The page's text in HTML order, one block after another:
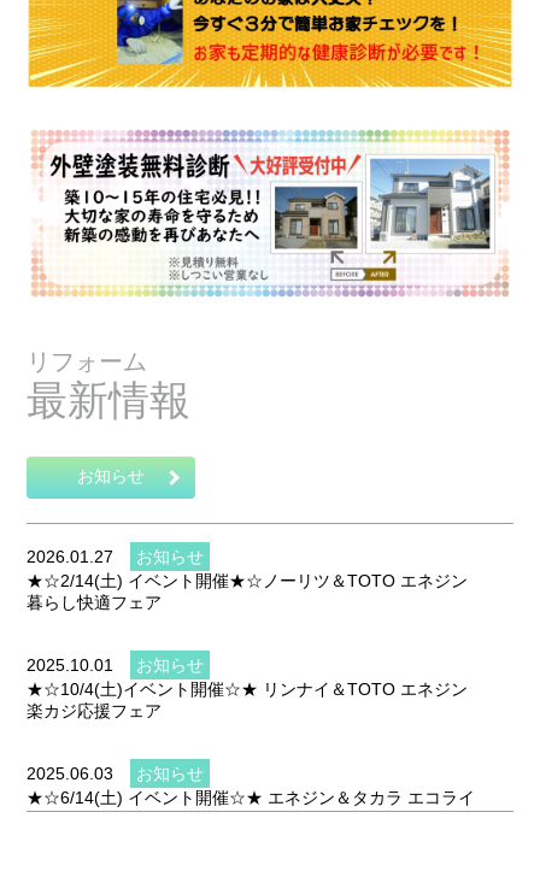
リフォーム
最新情報
お知らせ
2026.01.27
お知らせ
★☆2/14(土) イベント開催★☆ノーリツ＆TOTO エネジン
暮らし快適フェア
2025.10.01
お知らせ
★☆10/4(土)イベント開催☆★ リンナイ＆TOTO エネジン
楽カジ応援フェア
2025.06.03
お知らせ
★☆6/14(土) イベント開催☆★ エネジン＆タカラ エコライ